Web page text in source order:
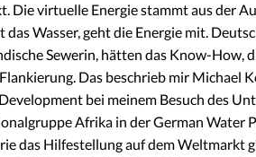
Die virtuelle Energie stammt aus der
Wasser, geht die Energie mit.
Sewerin, hätten das Know-How,
Das beschrieb mir Michael
bei meinem Besuch des
Afrika in der German Water
das Hilfestellung auf dem Weltmarkt